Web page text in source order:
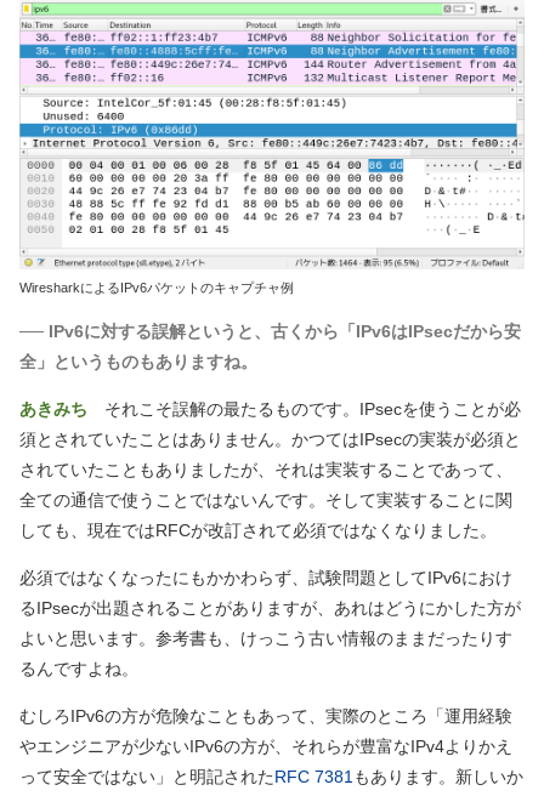
WiresharkによるIPv6パケットのキャプチャ例
── IPv6に対する誤解というと、古くから「IPv6はIPsecだから安
全」というものもありますね。
あきみち それこそ誤解の最たるものです。IPsecを使うことが必
須とされていたことはありません。かつてはIPsecの実装が必須と
されていたこともありましたが、それは実装することであって、
全ての通信で使うことではないんです。そして実装することに関
しても、現在ではRFCが改訂されて必須ではなくなりました。
必須ではなくなったにもかかわらず、試験問題としてIPv6におけ
るIPsecが出題されることがありますが、あれはどうにかした方が
よいと思います。参考書も、けっこう古い情報のままだったりす
るんですよね。
むしろIPv6の方が危険なこともあって、実際のところ「運用経験
やエンジニアが少ないIPv6の方が、それらが豊富なIPv4よりかえ
って安全ではない」と明記されたRFC 7381 もあります。新しいか